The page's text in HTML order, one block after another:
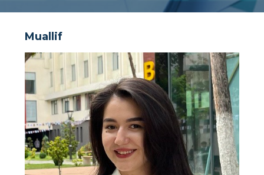
Muallif